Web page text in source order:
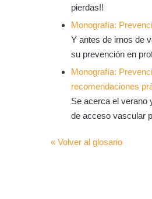
pierdas!!
Monografía:
Y antes de irnos de
su prevención en
Monografía:
recomendaciones
Se acerca el verano
de acceso vascular
« Volver al glosario